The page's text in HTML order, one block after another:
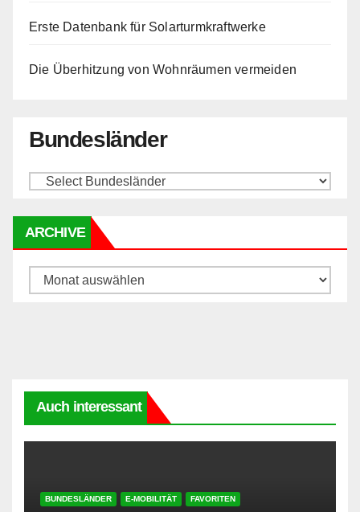
Erste Datenbank für Solarturmkraftwerke
Die Überhitzung von Wohnräumen vermeiden
Bundesländer
ARCHIVE
Archive
Auch interessant
BUNDESLÄNDER E-MOBILITÄT FAVORITEN